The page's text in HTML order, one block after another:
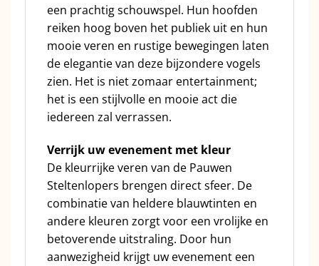
een prachtig schouwspel. Hun hoofden
reiken hoog boven het publiek uit en hun
mooie veren en rustige bewegingen laten
de elegantie van deze bijzondere vogels
zien. Het is niet zomaar entertainment;
het is een stijlvolle en mooie act die
iedereen zal verrassen.
Verrijk uw evenement met kleur
De kleurrijke veren van de Pauwen
Steltenlopers brengen direct sfeer. De
combinatie van heldere blauwtinten en
andere kleuren zorgt voor een vrolijke en
betoverende uitstraling. Door hun
aanwezigheid krijgt uw evenement een